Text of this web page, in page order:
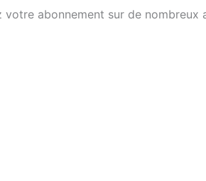
abonnement sur de nombreux